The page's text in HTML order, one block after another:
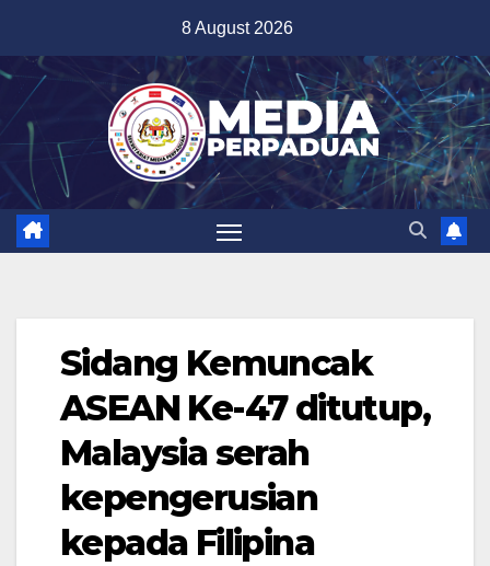
content
8 August 2026
Sidang Kemuncak
ASEAN Ke-47 ditutup,
Malaysia serah
kepengerusian
kepada Filipina